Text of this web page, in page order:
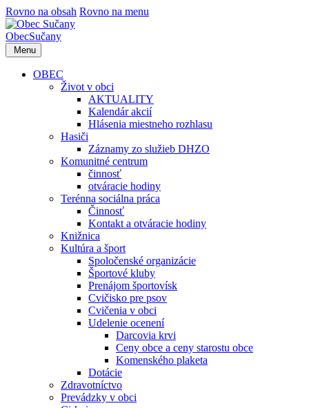
Rovno na obsah Rovno na menu
ObecSučany
Menu
OBEC
Život v obci
AKTUALITY
Kalendár akcií
Hlásenia miestneho rozhlasu
Hasiči
Záznamy zo služieb DHZO
Komunitné centrum
činnosť
otváracie hodiny
Terénna sociálna práca
Činnosť
Kontakt a otváracie hodiny
Knižnica
Kultúra a šport
Spoločenské organizácie
Športové kluby
Prenájom športovísk
Cvičisko pre psov
Cvičenia v obci
Udelenie ocenení
Darcovia krvi
Ceny obce a ceny starostu obce
Komenského plaketa
Dotácie
Zdravotníctvo
Prevádzky v obci